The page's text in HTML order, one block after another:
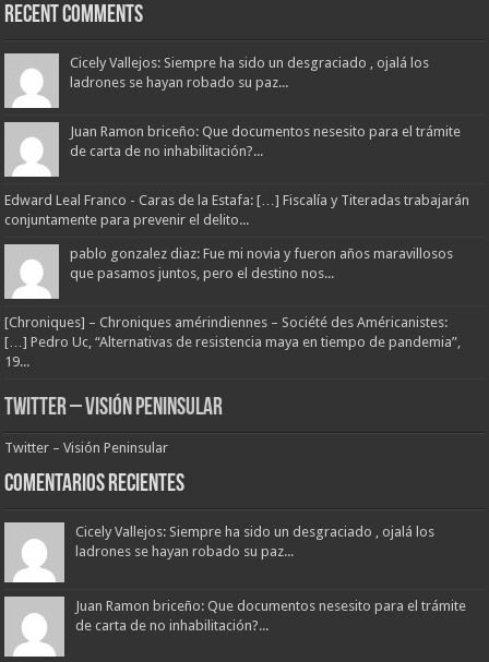
Recent Comments
Cicely Vallejos: Siempre ha sido un desgraciado , ojalá los
ladrones se hayan robado su paz...
Juan Ramon briceño: Que documentos nesesito para el trámite
de carta de no inhabilitación?...
Edward Leal Franco - Caras de la Estafa: […] Fiscalía y Titeradas trabajarán
conjuntamente para prevenir el delito...
pablo gonzalez diaz: Fue mi novia y fueron años maravillosos
que pasamos juntos, pero el destino nos...
[Chroniques] – Chroniques amérindiennes – Société des Américanistes:
[…] Pedro Uc, “Alternativas de resistencia maya en tiempo de pandemia”,
19...
Twitter – Visión Peninsular
Twitter – Visión Peninsular
Comentarios Recientes
Cicely Vallejos: Siempre ha sido un desgraciado , ojalá los
ladrones se hayan robado su paz...
Juan Ramon briceño: Que documentos nesesito para el trámite
de carta de no inhabilitación?...